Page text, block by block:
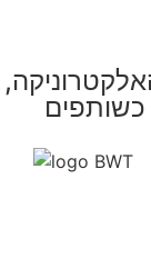
כשותפים